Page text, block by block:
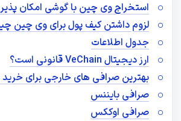
استخراج وی چین با گوشی امکان
لزوم داشتن کیف پول برای وی چین
جدول اطلاعات
ارز دیجیتال VeChain قانونی است؟
بهترین صرافی های خارجی برای
صرافی بایننس
صرافی اوککس